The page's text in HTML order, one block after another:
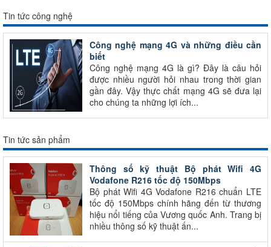
Tin tức công nghệ
Công nghệ mạng 4G và những điều cần
biết
Công nghệ mạng 4G là gì? Đây là câu hỏi
được nhiều người hỏi nhau trong thời gian
gần đây. Vậy thực chất mạng 4G sẽ đưa lại
cho chúng ta những lợi ích...
Tin tức sản phẩm
Thông số kỹ thuật Bộ phát Wifi 4G
Vodafone R216 tốc độ 150Mbps
Bộ phát Wifi 4G Vodafone R216 chuẩn LTE
tốc độ 150Mbps chính hãng đến từ thương
hiệu nổi tiếng của Vương quốc Anh. Trang bị
nhiều thông số kỹ thuật ấn...